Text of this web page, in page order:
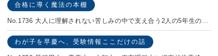
合格に導く魔法の本棚
わが子を早慶へ、受験情報ここだけの話